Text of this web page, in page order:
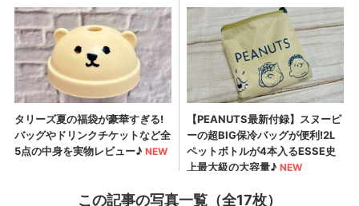
この記事の写真一覧（全17枚）